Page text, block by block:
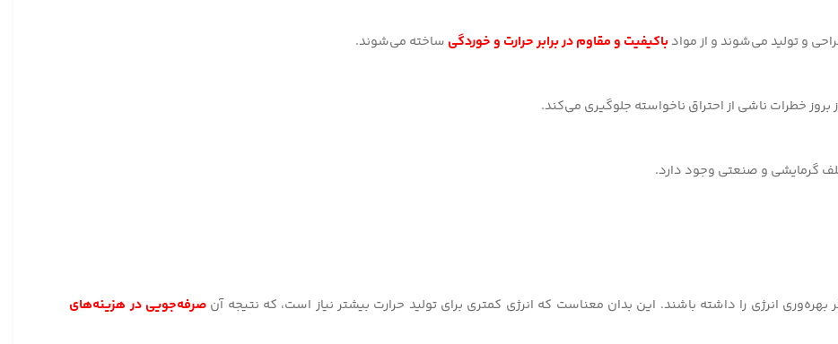
و تولید می‌شوند و از موادباکیفیت و مقاوم در برابر حرارت و خوردگی ساخته می‌شوند.
خطرات ناشی از احتراق ناخواسته جلوگیری می‌کند.
گرمایشی و صنعتی وجود دارد.
انرژی را داشته باشند. این بدان معناست که انرژی کمتری برای تولید حرارت بیشتر نیاز است، که نتیجه آن صرفه‌جویی در هزینه‌های